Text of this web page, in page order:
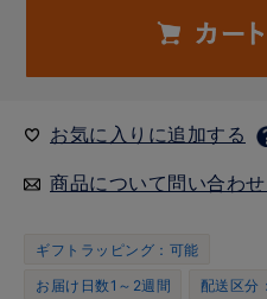
お気に入りに追加する
商品について問い合わ
ギフトラッピング：可能
お届け日数1～2週間
配送区分